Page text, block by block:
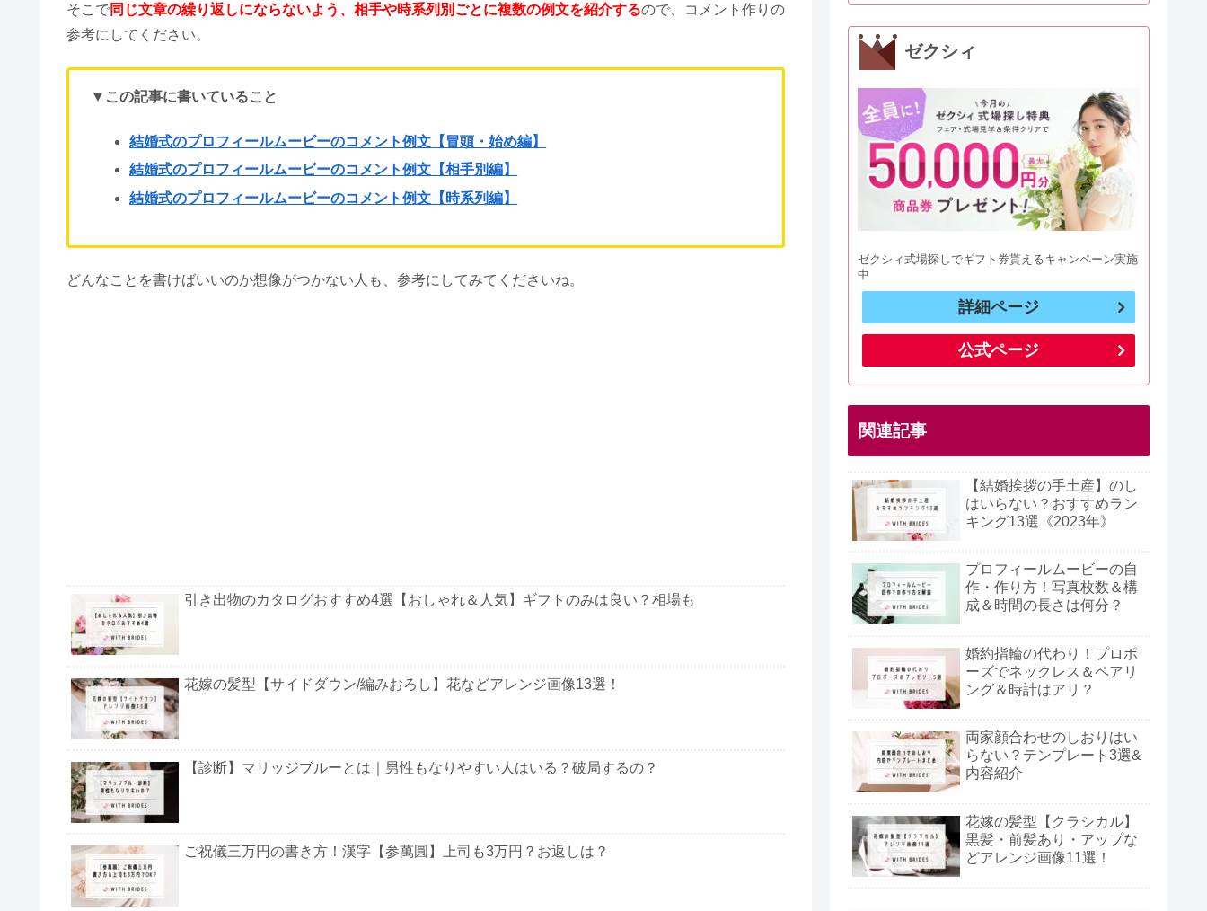
そこで同じ文章の繰り返しにならないよう、相手や時系列別ごとに複数の例文を紹介するので、コメント作りの
参考にしてください。
▼この記事に書いていること
結婚式のプロフィールムービーのコメント例文【冒頭・始め編】
結婚式のプロフィールムービーのコメント例文【相手別編】
結婚式のプロフィールムービーのコメント例文【時系列編】
どんなことを書けばいいのか想像がつかない人も、参考にしてみてくださいね。
引き出物のカタログおすすめ4選【おしゃれ＆人気】ギフトのみは良い？相場も
花嫁の髪型【サイドダウン/編みおろし】花などアレンジ画像13選！
【診断】マリッジブルーとは｜男性もなりやすい人はいる？破局するの？
ご祝儀三万円の書き方！漢字【参萬圓】上司も3万円？お返しは？
ゼクシィ
ゼクシィ式場探しでギフト券貰えるキャンペーン実施
中
詳細ページ
公式ページ
関連記事
【結婚挨拶の手土産】のし
はいらない？おすすめラン
キング13選《2023年》
プロフィールムービーの自
作・作り方！写真枚数＆構
成＆時間の長さは何分？
婚約指輪の代わり！プロポ
ーズでネックレス＆ペアリ
ング＆時計はアリ？
両家顔合わせのしおりはい
らない？テンプレート3選&
内容紹介
花嫁の髪型【クラシカル】
黒髪・前髪あり・アップな
どアレンジ画像11選！